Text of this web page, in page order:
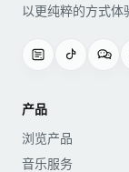
以更纯粹的方式体
产品
浏览产品
音乐服务